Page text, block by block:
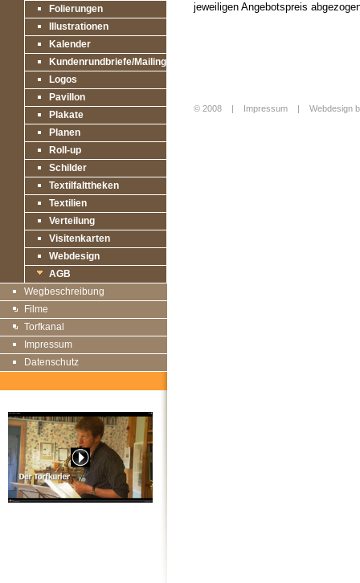
Folierungen
Illustrationen
Kalender
Kundenrundbriefe/Mailings
Logos
Pavillon
Plakate
Planen
Roll-up
Schilder
Textilfalttheken
Textilien
Verteilung
Visitenkarten
Webdesign
AGB
Wegbeschreibung
Filme
Torfkanal
Impressum
Datenschutz
jeweiligen Angebotspreis
© 2008 | Impressum Webdesign